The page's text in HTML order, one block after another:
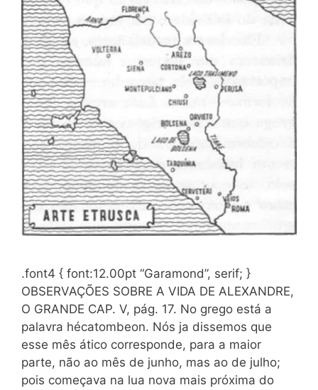
.font4 { font:12.00pt “Garamond”, serif; }
OBSERVAÇÕES SOBRE A VIDA DE ALEXANDRE,
O GRANDE CAP. V, pág. 17. No grego está a
palavra hécatombeon. Nós ja dissemos que
esse mês ático corresponde, para a maior
parte, não ao mês de junho, mas ao de julho;
pois começava na lua nova mais próxima do